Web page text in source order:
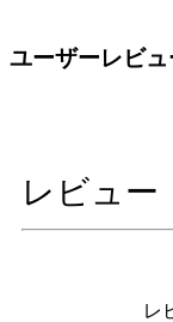
ユーザーレビュ
レビュー
レ